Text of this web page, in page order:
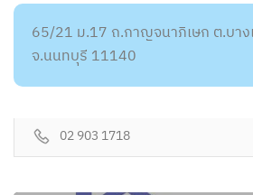
65/21 ม.17 ถ.กาญจนาภิเษก ต.บา
จ.นนทบุรี 11140
02 903 1718